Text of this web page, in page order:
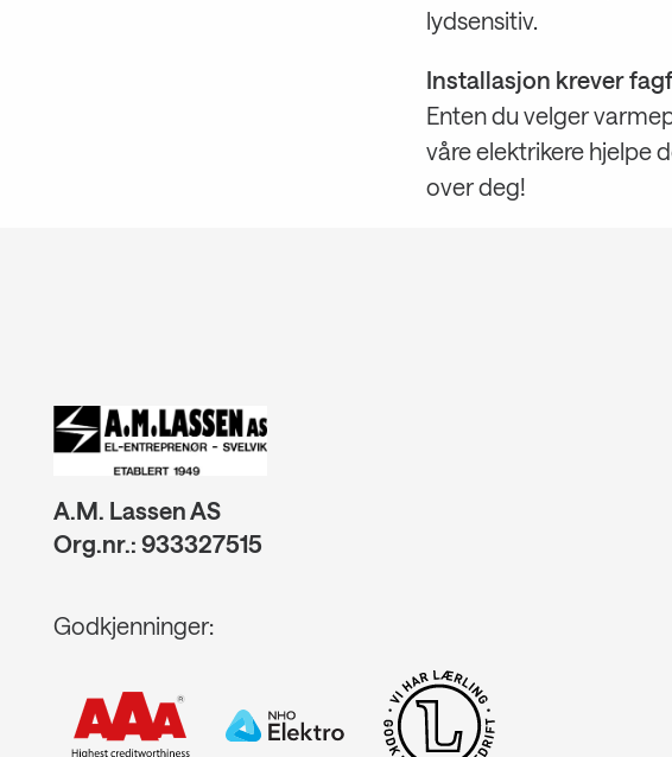
lydsensitiv.
Installasjon krever
Enten du velger
våre elektrikere hjelpe
over deg!
A.M. Lassen AS
Org.nr.: 933327515
Godkjenninger: